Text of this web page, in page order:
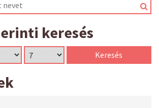
keresés